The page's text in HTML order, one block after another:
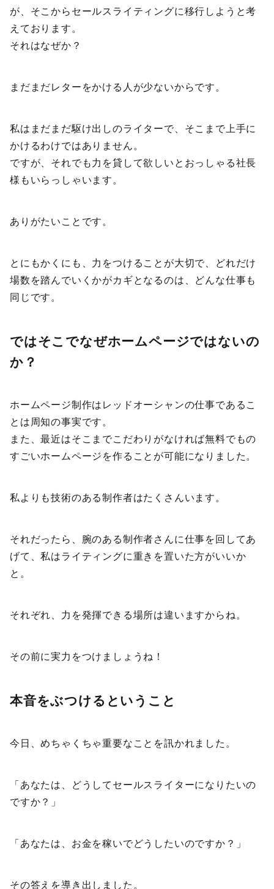
が、そこからセールスライティングに移行しようと考
えております。
それはなぜか？
まだまだレターをかける人が少ないからです。
私はまだまだ駆け出しのライターで、そこまで上手に
かけるわけではありません。
ですが、それでも力を貸して欲しいとおっしゃる社長
様もいらっしゃいます。
ありがたいことです。
とにもかくにも、力をつけることが大切で、どれだけ
場数を踏んでいくかがカギとなるのは、どんな仕事も
同じです。
ではそこでなぜホームページではないの
か？
ホームページ制作はレッドオーシャンの仕事であるこ
とは周知の事実です。
また、最近はそこまでこだわりがなければ無料でもの
すごいホームページを作ることが可能になりました。
私よりも技術のある制作者はたくさんいます。
それだったら、腕のある制作者さんに仕事を回してあ
げて、私はライティングに重きを置いた方がいいか
と。
それぞれ、力を発揮できる場所は違いますからね。
その前に実力をつけましょうね！
本音をぶつけるということ
今日、めちゃくちゃ重要なことを訊かれました。
「あなたは、どうしてセールスライターになりたいの
ですか？」
「あなたは、お金を稼いでどうしたいのですか？」
その答えを導き出しました。